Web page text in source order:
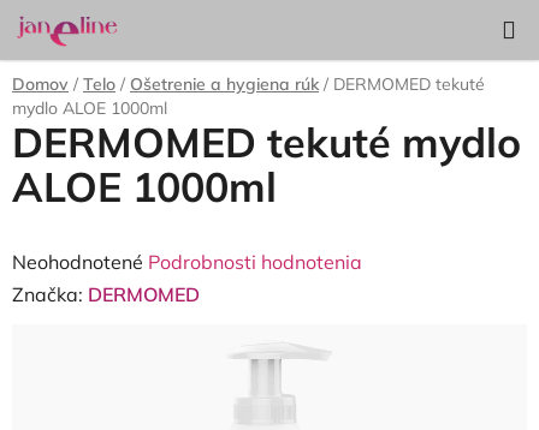
Prejsť
na
obsah
KOŠÍK
Domov / Telo / Ošetrenie a hygiena rúk / DERMOMED tekuté
mydlo ALOE 1000ml
DERMOMED tekuté mydlo
ALOE 1000ml
Priemerné
hodnotenie
Neohodnotené Podrobnosti hodnotenia
Značka: DERMOMED